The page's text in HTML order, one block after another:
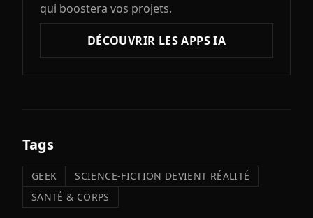
qui boostera vos projets.
DÉCOUVRIR LES APPS IA
Tags
GEEK
SCIENCE-FICTION DEVIENT RÉALITÉ
SANTÉ & CORPS